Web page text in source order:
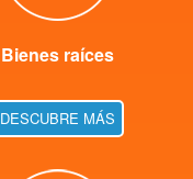
Bienes raíces
DESCUBRE MÁS